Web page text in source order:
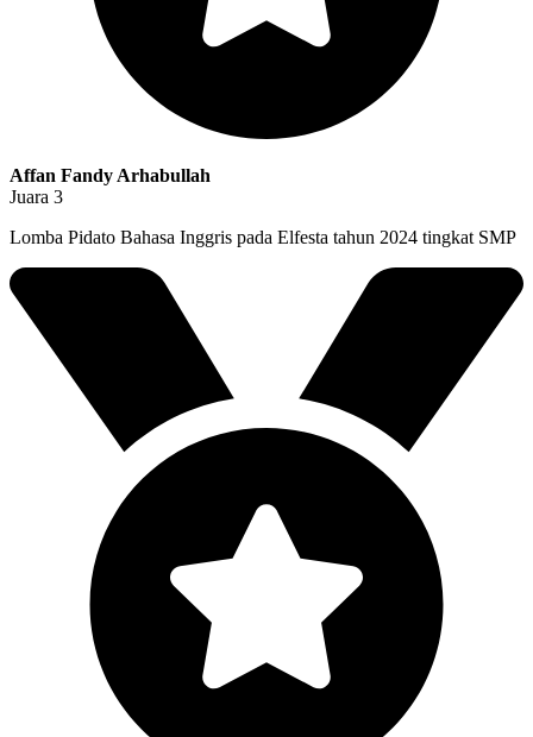
Affan Fandy Arhabullah
Juara 3
Lomba Pidato Bahasa Inggris pada Elfesta tahun 2024 tingkat SMP